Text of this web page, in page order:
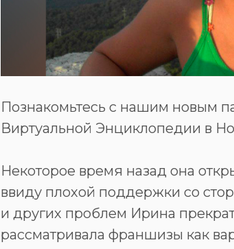
Познакомьтесь с нашим новым
Виртуальной Энциклопедии в
Некоторое время назад она
ввиду плохой поддержки со
и других проблем Ирина
рассматривала франшизы как